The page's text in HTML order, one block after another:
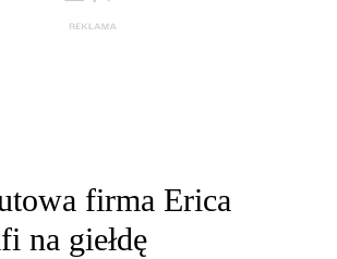
firma Erica
na giełdę